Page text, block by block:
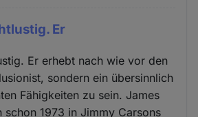
Er
Er erhebt nach wie vor den
sondern ein übersinnlich
Fähigkeiten zu sein. James
schon 1973 in Jimmy Carsons